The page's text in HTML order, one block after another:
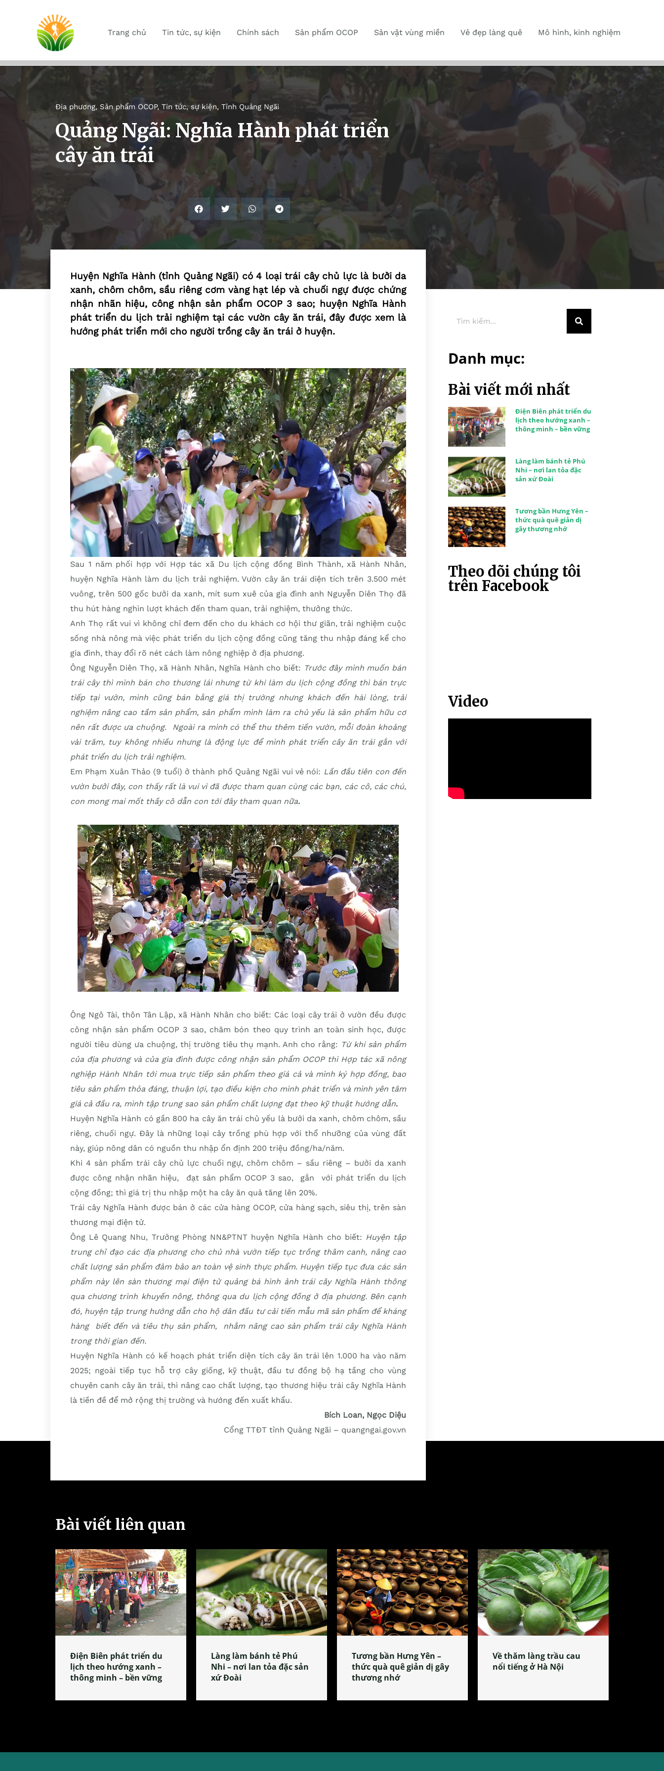
Trang chủ Tin tức, sự kiện Chính sách Sản phẩm OCOP Sản vật vùng miền Vẻ đẹp làng quê Mô hình, kinh nghiệm
Địa phương, Sản phẩm OCOP, Tin tức, sự kiện, Tỉnh Quảng Ngãi
Quảng Ngãi: Nghĩa Hành phát triển
cây ăn trái
Huyện Nghĩa Hành (tỉnh Quảng Ngãi) có 4 loại trái cây chủ lực là bưởi da
xanh, chôm chôm, sầu riêng cơm vàng hạt lép và chuối ngự được chứng
nhận nhãn hiệu, công nhận sản phẩm OCOP 3 sao; huyện Nghĩa Hành
phát triển du lịch trải nghiệm tại các vườn cây ăn trái, đây được xem là
hướng phát triển mới cho người trồng cây ăn trái ở huyện.
Sau 1 năm phối hợp với Hợp tác xã Du lịch cộng đồng Bình Thành, xã Hành Nhân,
huyện Nghĩa Hành làm du lịch trải nghiệm. Vườn cây ăn trái diện tích trên 3.500 mét
vuông, trên 500 gốc bưởi da xanh, mít sum xuê của gia đình anh Nguyễn Diên Thọ đã
thu hút hàng nghìn lượt khách đến tham quan, trải nghiệm, thưởng thức.
Anh Thọ rất vui vì không chỉ đem đến cho du khách cơ hội thư giãn, trải nghiệm cuộc
sống nhà nông mà việc phát triển du lịch cộng đồng cũng tăng thu nhập đáng kể cho
gia đình, thay đổi rõ nét cách làm nông nghiệp ở địa phương.
Ông Nguyễn Diên Thọ, xã Hành Nhân, Nghĩa Hành cho biết: Trước đây mình muốn bán
trái cây thì mình bán cho thương lái nhưng từ khi làm du lịch cộng đồng thì bán trực
tiếp tại vườn, mình cũng bán bằng giá thị trường nhưng khách đến hài lòng, trải
nghiệm nâng cao tầm sản phẩm, sản phẩm mình làm ra chủ yếu là sản phẩm hữu cơ
nên rất được ưa chuộng. Ngoài ra mình có thể thu thêm tiền vườn, mỗi đoàn khoảng
vài trăm, tuy không nhiều nhưng là động lực để mình phát triển cây ăn trái gắn với
phát triển du lịch trải nghiệm.
Em Phạm Xuân Thảo (9 tuổi) ở thành phố Quảng Ngãi vui vẻ nói: Lần đầu tiên con đến
vườn bưởi đây, con thấy rất là vui vì đã được tham quan cùng các bạn, các cô, các chú,
con mong mai mốt thầy cô dẫn con tới đây tham quan nữa.
Ông Ngô Tài, thôn Tân Lập, xã Hành Nhân cho biết: Các loại cây trái ở vườn đều được
công nhận sản phẩm OCOP 3 sao, chăm bón theo quy trình an toàn sinh học, được
người tiêu dùng ưa chuộng, thị trường tiêu thụ mạnh. Anh cho rằng: Từ khi sản phẩm
của địa phương và của gia đình được công nhận sản phẩm OCOP thì Hợp tác xã nông
nghiệp Hành Nhân tới mua trực tiếp sản phẩm theo giá cả và mình ký hợp đồng, bao
tiêu sản phẩm thỏa đáng, thuận lợi, tạo điều kiện cho mình phát triển và mình yên tâm
giá cả đầu ra, mình tập trung sao sản phẩm chất lượng đạt theo kỹ thuật hướng dẫn.
Huyện Nghĩa Hành có gần 800 ha cây ăn trái chủ yếu là bưởi da xanh, chôm chôm, sầu
riêng, chuối ngự. Đây là những loại cây trồng phù hợp với thổ nhưỡng của vùng đất
này, giúp nông dân có nguồn thu nhập ổn định 200 triệu đồng/ha/năm.
Khi 4 sản phẩm trái cây chủ lực chuối ngự, chôm chôm – sầu riêng – bưởi da xanh
được công nhận nhãn hiệu, đạt sản phẩm OCOP 3 sao, gắn với phát triển du lịch
cộng đồng; thì giá trị thu nhập một ha cây ăn quả tăng lên 20%.
Trái cây Nghĩa Hành được bán ở các cửa hàng OCOP, cửa hàng sạch, siêu thị, trên sàn
thương mại điện tử.
Ông Lê Quang Nhu, Trưởng Phòng NN&PTNT huyện Nghĩa Hành cho biết: Huyện tập
trung chỉ đạo các địa phương cho chủ nhà vườn tiếp tục trồng thâm canh, nâng cao
chất lượng sản phẩm đảm bảo an toàn vệ sinh thực phẩm. Huyện tiếp tục đưa các sản
phẩm này lên sàn thương mại điện tử quảng bá hình ảnh trái cây Nghĩa Hành thông
qua chương trình khuyến nông, thông qua du lịch cộng đồng ở địa phương. Bên cạnh
đó, huyện tập trung hướng dẫn cho hộ dân đầu tư cải tiến mẫu mã sản phẩm để kháng
hàng biết đến và tiêu thụ sản phẩm, nhằm nâng cao sản phẩm trái cây Nghĩa Hành
trong thời gian đến.
Huyện Nghĩa Hành có kế hoạch phát triển diện tích cây ăn trái lên 1.000 ha vào năm
2025; ngoài tiếp tục hỗ trợ cây giống, kỹ thuật, đầu tư đồng bộ hạ tầng cho vùng
chuyên canh cây ăn trái, thì nâng cao chất lượng, tạo thương hiệu trái cây Nghĩa Hành
là tiền đề để mở rộng thị trường và hướng đến xuất khẩu.
Bích Loan, Ngọc Diệu
Cổng TTĐT tỉnh Quảng Ngãi – quangngai.gov.vn
Danh mục:
Bài viết mới nhất
Điện Biên phát triển du
lịch theo hướng xanh –
thông minh – bền vững
Làng làm bánh tẻ Phú
Nhi – nơi lan tỏa đặc
sản xứ Đoài
Tương bần Hưng Yên –
thức quà quê giản dị
gây thương nhớ
Theo dõi chúng tôi
trên Facebook
Video
Bài viết liên quan
Điện Biên phát triển du
lịch theo hướng xanh –
thông minh – bền vững
Làng làm bánh tẻ Phú
Nhi – nơi lan tỏa đặc sản
xứ Đoài
Tương bần Hưng Yên –
thức quà quê giản dị gây
thương nhớ
Về thăm làng trầu cau
nổi tiếng ở Hà Nội